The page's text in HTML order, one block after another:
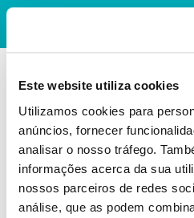
Este website utiliza cookies
Utilizamos cookies para
anúncios, fornecer
analisar o nosso tráfego.
informações acerca da sua
nossos parceiros de redes
análise, que as podem